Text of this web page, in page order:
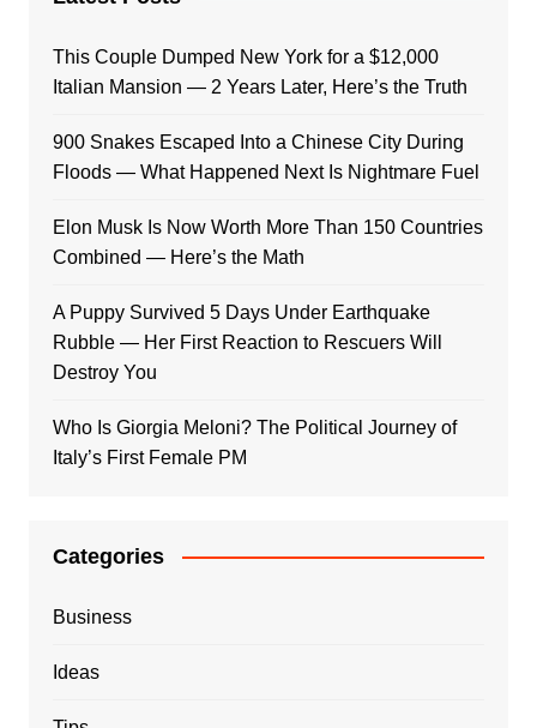
This Couple Dumped New York for a $12,000
Italian Mansion — 2 Years Later, Here’s the Truth
900 Snakes Escaped Into a Chinese City During
Floods — What Happened Next Is Nightmare Fuel
Elon Musk Is Now Worth More Than 150 Countries
Combined — Here’s the Math
A Puppy Survived 5 Days Under Earthquake
Rubble — Her First Reaction to Rescuers Will
Destroy You
Who Is Giorgia Meloni? The Political Journey of
Italy’s First Female PM
Categories
Business
Ideas